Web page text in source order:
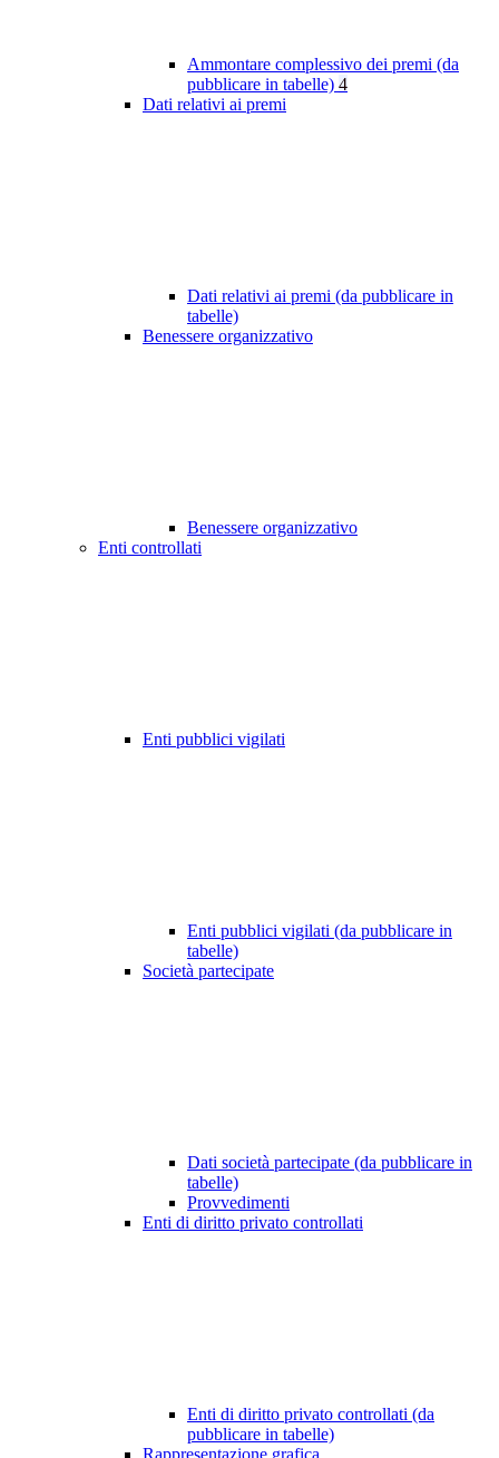
Ammontare complessivo dei premi (da
pubblicare in tabelle) 4
Dati relativi ai premi
Dati relativi ai premi (da pubblicare in
tabelle)
Benessere organizzativo
Benessere organizzativo
Enti controllati
Enti pubblici vigilati
Enti pubblici vigilati (da pubblicare in
tabelle)
Società partecipate
Dati società partecipate (da pubblicare in
tabelle)
Provvedimenti
Enti di diritto privato controllati
Enti di diritto privato controllati (da
pubblicare in tabelle)